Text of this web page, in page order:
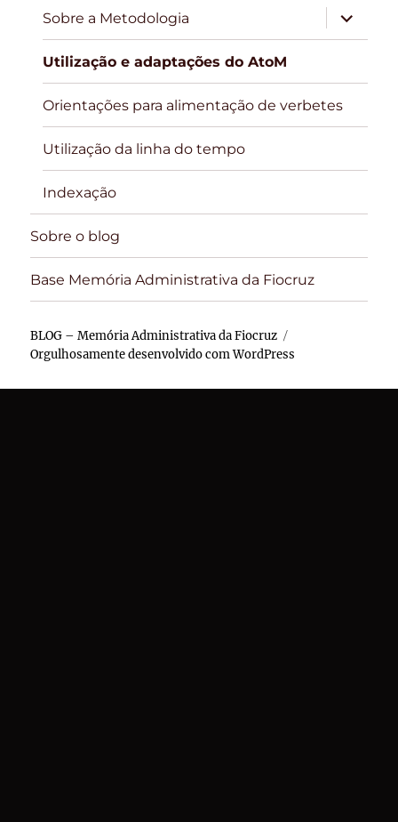
Sobre a Metodologia
expandir
Utilização e adaptações do AtoM
Orientações para alimentação de verbetes
Utilização da linha do tempo
Indexação
Sobre o blog
Base Memória Administrativa da Fiocruz
BLOG – Memória Administrativa da Fiocruz
Orgulhosamente desenvolvido com WordPress